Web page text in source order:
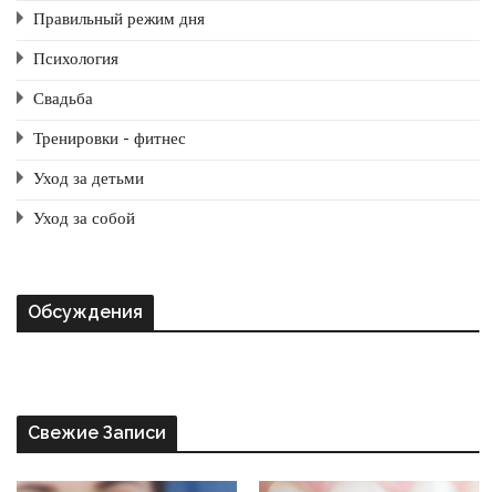
Правильный режим дня
Психология
Свадьба
Тренировки - фитнес
Уход за детьми
Уход за собой
Обсуждения
Свежие Записи